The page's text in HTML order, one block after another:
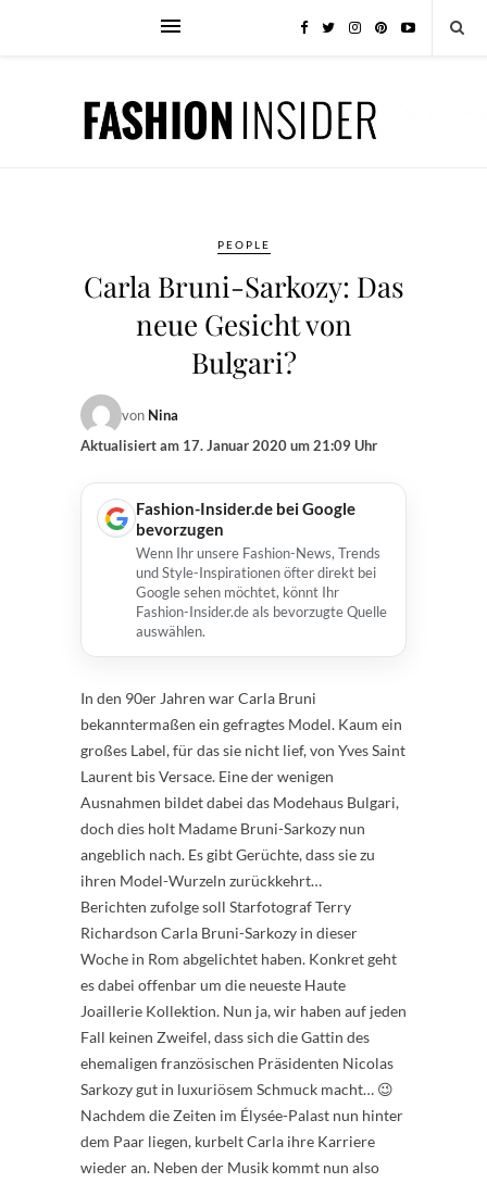
PEOPLE
Carla Bruni-Sarkozy: Das
neue Gesicht von
Bulgari?
von Nina
Aktualisiert am 17. Januar 2020 um 21:09 Uhr
Fashion-Insider.de bei Google
bevorzugen
Wenn Ihr unsere Fashion-News, Trends
und Style-Inspirationen öfter direkt bei
Google sehen möchtet, könnt Ihr
Fashion-Insider.de als bevorzugte Quelle
auswählen.
In den 90er Jahren war Carla Bruni
bekanntermaßen ein gefragtes Model. Kaum ein
großes Label, für das sie nicht lief, von Yves Saint
Laurent bis Versace. Eine der wenigen
Ausnahmen bildet dabei das Modehaus Bulgari,
doch dies holt Madame Bruni-Sarkozy nun
angeblich nach. Es gibt Gerüchte, dass sie zu
ihren Model-Wurzeln zurückkehrt…
Berichten zufolge soll Starfotograf Terry
Richardson Carla Bruni-Sarkozy in dieser
Woche in Rom abgelichtet haben. Konkret geht
es dabei offenbar um die neueste Haute
Joaillerie Kollektion. Nun ja, wir haben auf jeden
Fall keinen Zweifel, dass sich die Gattin des
ehemaligen französischen Präsidenten Nicolas
Sarkozy gut in luxuriösem Schmuck macht… 😉
Nachdem die Zeiten im Élysée-Palast nun hinter
dem Paar liegen, kurbelt Carla ihre Karriere
wieder an. Neben der Musik kommt nun also